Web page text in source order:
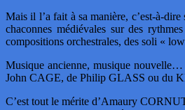
Mais il l’a fait à sa manière, c’est-à-
chaconnes médiévales sur des
compositions orchestrales, des soli «
Musique ancienne, musique
John CAGE, de Philip GLASS ou du
C’est tout le mérite d’Amaury